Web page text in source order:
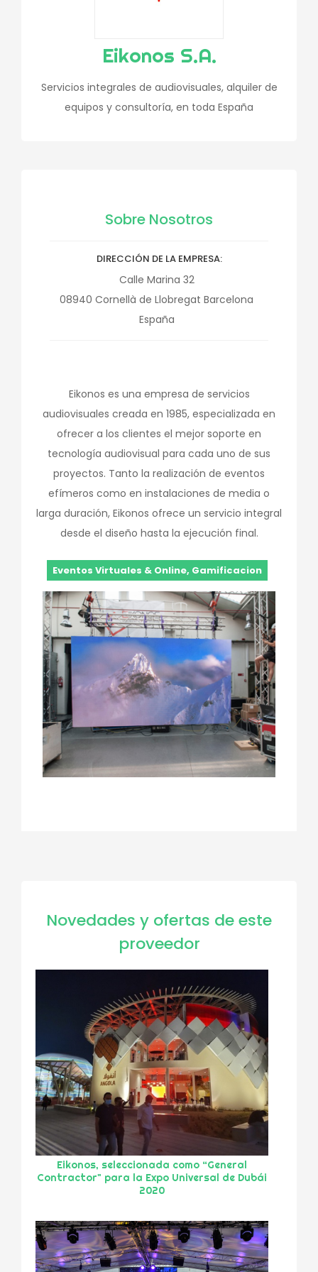
Eikonos S.A.
Servicios integrales de audiovisuales, alquiler de
equipos y consultoría, en toda España
Sobre Nosotros
DIRECCIÓN DE LA EMPRESA
Calle Marina 32
08940 Cornellà de Llobregat Barcelona
España
Eikonos es una empresa de servicios
audiovisuales creada en 1985, especializada en
ofrecer a los clientes el mejor soporte en
tecnología audiovisual para cada uno de sus
proyectos. Tanto la realización de eventos
efímeros como en instalaciones de media o
larga duración, Eikonos ofrece un servicio integral
desde el diseño hasta la ejecución final.
Eventos Virtuales & Online, Gamificacion
Novedades y ofertas de este
proveedor
Eikonos, seleccionada como “General
Contractor" para la Expo Universal de Dubái
2020